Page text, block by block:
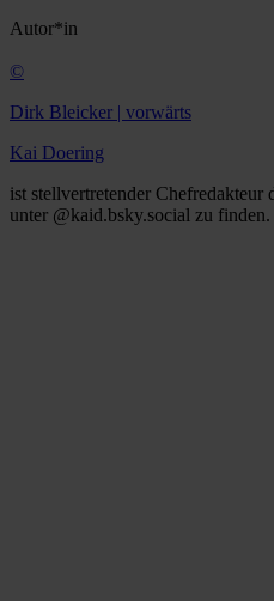
Autor*in
©
Dirk Bleicker | vorwärts
Kai Doering
ist stellvertretender
unter @kaid.bsky.social zu finden.